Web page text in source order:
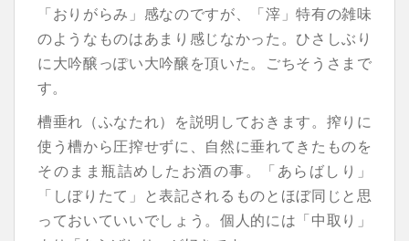
「おりがらみ」感なのですが、「滓」特有の雑味
のようなものはあまり感じなかった。ひさしぶり
に大吟醸っぽい大吟醸を頂いた。ごちそうさまで
す。
槽垂れ（ふなたれ）を説明しておきます。搾りに
使う槽から圧搾せずに、自然に垂れてきたものを
そのまま瓶詰めしたお酒の事。「あらばしり」
「しぼりたて」と表記されるものとほぼ同じと思
っておいていいでしょう。個人的には「中取り」